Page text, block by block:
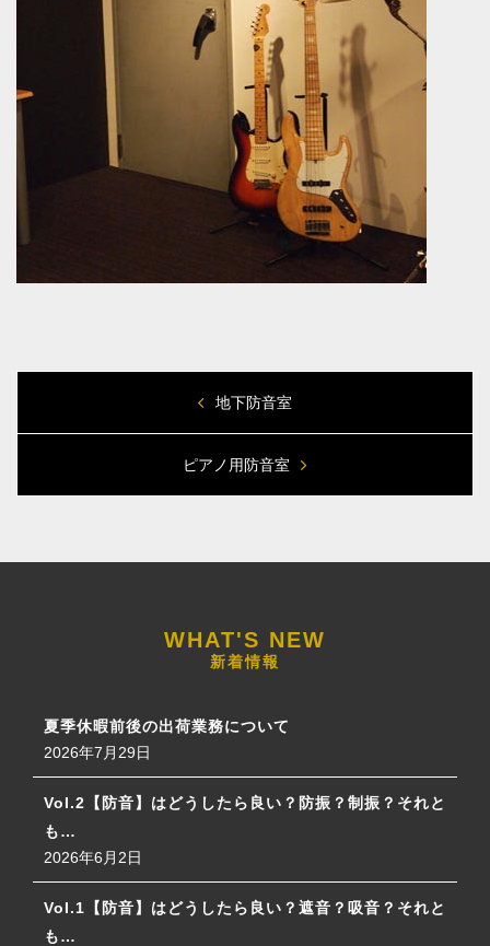
地下防音室
ピアノ用防音室
新着情報
夏季休暇前後の出荷業務について
2026年7月29日
Vol.2【防音】はどうしたら良い？防振？制振？それと
も…
2026年6月2日
Vol.1【防音】はどうしたら良い？遮音？吸音？それと
も…